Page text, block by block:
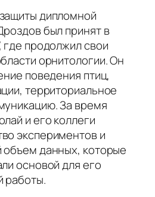
дипломной
был принят в
продолжил свои
орнитологии. Он
поведения птиц,
территориальное
За время
и его коллеги
экспериментов и
данных, которые
основой для его
работы.